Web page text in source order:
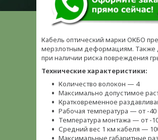
Кабель оптический марки ОКБО
мерзлотным деформациям. Также
при наличии риска повреждения
Технические характеристики:
Количество волокон — 4
Максимально допустимое
Кратковременное
Рабочая температура — от -40
Температура монтажа — от -
Средний вес 1 км кабеля —
Максимальные габаритные